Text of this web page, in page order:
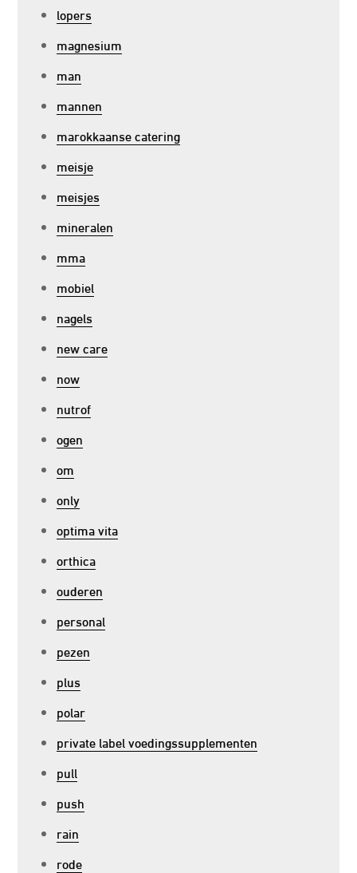
lopers
magnesium
man
mannen
marokkaanse catering
meisje
meisjes
mineralen
mma
mobiel
nagels
new care
now
nutrof
ogen
om
only
optima vita
orthica
ouderen
personal
pezen
plus
polar
private label voedingssupplementen
pull
push
rain
rode